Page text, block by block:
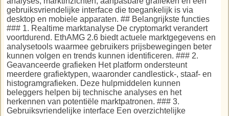
gebruiksvriendelijke interface die toegankelijk is via
desktop en mobiele apparaten. ## Belangrijkste functies
### 1. Realtime marktanalyse De cryptomarkt verandert
voortdurend. EthAMG 2.6 biedt actuele marktgegevens en
analysetools waarmee gebruikers prijsbewegingen beter
kunnen volgen en trends kunnen identificeren. ### 2.
Geavanceerde grafieken Het platform ondersteunt
meerdere grafiektypen, waaronder candlestick-, staaf- en
histogramgrafieken. Deze hulpmiddelen kunnen
beleggers helpen bij technische analyses en het
herkennen van potentiële marktpatronen. ### 3.
Gebruiksvriendelijke interface Een overzichtelijke